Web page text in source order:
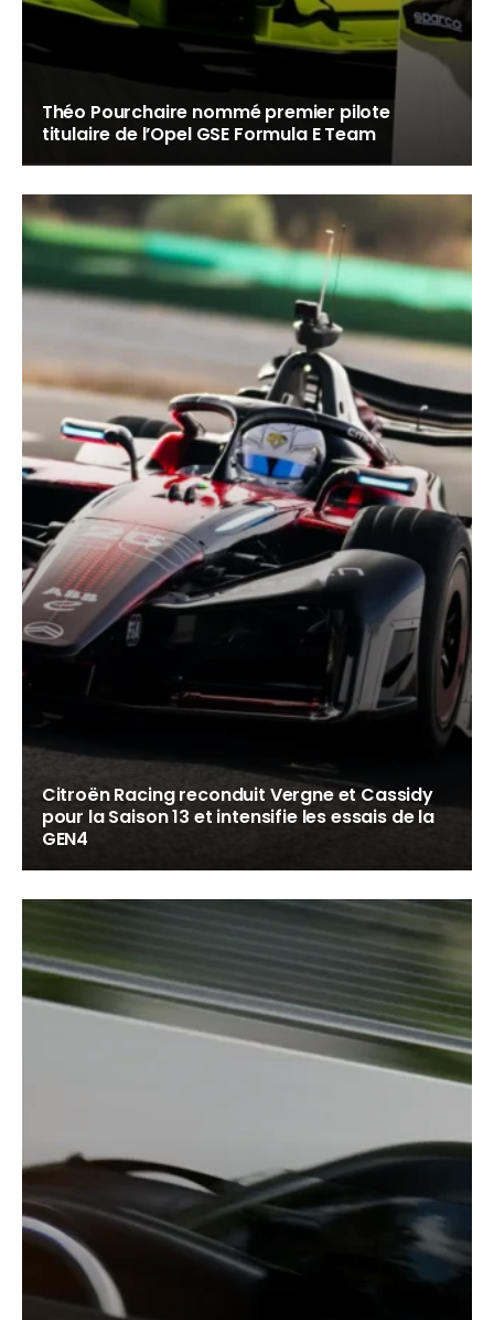
Théo Pourchaire nommé premier pilote
titulaire de l’Opel GSE Formula E Team
Citroën Racing reconduit Vergne et Cassidy
pour la Saison 13 et intensifie les essais de la
GEN4